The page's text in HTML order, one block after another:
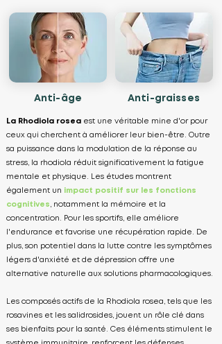
Anti-âge Anti-graisses
La Rhodiola rosea est une véritable mine d'or pour
ceux qui cherchent à améliorer leur bien-être. Outre
sa puissance dans la modulation de la réponse au
stress, la rhodiola réduit significativement la fatigue
mentale et physique. Les études montrent
également un impact positif sur les fonctions
cognitives , notamment la mémoire et la
concentration. Pour les sportifs, elle améliore
l'endurance et favorise une récupération rapide. De
plus, son potentiel dans la lutte contre les symptômes
légers d'anxiété et de dépression offre une
alternative naturelle aux solutions pharmacologiques.
Les composés actifs de la Rhodiola rosea, tels que les
rosavines et les salidrosides, jouent un rôle clé dans
ses bienfaits pour la santé. Ces éléments stimulent le